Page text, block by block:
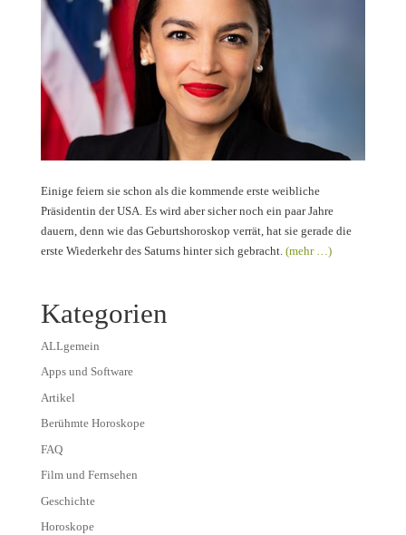
Einige feiern sie schon als die kommende erste weibliche
Präsidentin der USA. Es wird aber sicher noch ein paar Jahre
dauern, denn wie das Geburtshoroskop verrät, hat sie gerade die
erste Wiederkehr des Saturns hinter sich gebracht. (mehr …)
Kategorien
ALLgemein
Apps und Software
Artikel
Berühmte Horoskope
FAQ
Film und Fernsehen
Geschichte
Horoskope